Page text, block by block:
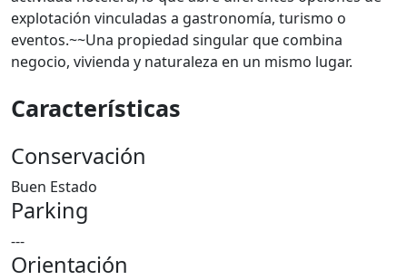
explotación vinculadas a gastronomía, turismo o
eventos.~~Una propiedad singular que combina
negocio, vivienda y naturaleza en un mismo lugar.
Características
Conservación
Buen Estado
Parking
---
Orientación